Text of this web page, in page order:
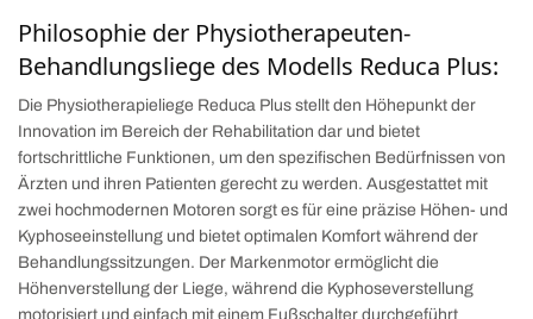
Philosophie der Physiotherapeuten-
Behandlungsliege des Modells Reduca Plus:
Die Physiotherapieliege Reduca Plus stellt den Höhepunkt der
Innovation im Bereich der Rehabilitation dar und bietet
fortschrittliche Funktionen, um den spezifischen Bedürfnissen von
Ärzten und ihren Patienten gerecht zu werden. Ausgestattet mit
zwei hochmodernen Motoren sorgt es für eine präzise Höhen- und
Kyphoseeinstellung und bietet optimalen Komfort während der
Behandlungssitzungen. Der Markenmotor ermöglicht die
Höhenverstellung der Liege, während die Kyphoseverstellung
motorisiert und einfach mit einem Fußschalter durchgeführt